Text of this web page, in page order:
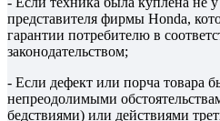
представителя фирмы Honda,
гарантии потребителю в
законодательством;
- Если дефект или порча товара
непреодолимыми
бедствиями) или действиями